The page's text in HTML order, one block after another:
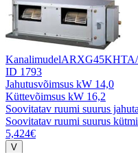
Kanalimudel
ID 1793
Jahutusvõimsus kW 14,0
Küttevõimsus kW 16,2
Soovitatav ruumi suurus
Soovitatav ruumi suurus
5,424€